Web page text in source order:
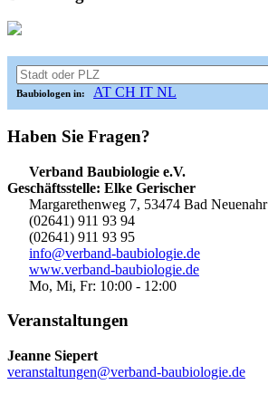
Baubiologen in: AT CH IT NL
Haben Sie Fragen?
Verband Baubiologie e.V.
Geschäftsstelle: Elke Gerischer
Margarethenweg 7, 53474 Bad Neuenahr
(02641) 911 93 94
(02641) 911 93 95
info@verband-baubiologie.de
www.verband-baubiologie.de
Mo, Mi, Fr: 10:00 - 12:00
Veranstaltungen
Jeanne Siepert
veranstaltungen@verband-baubiologie.de